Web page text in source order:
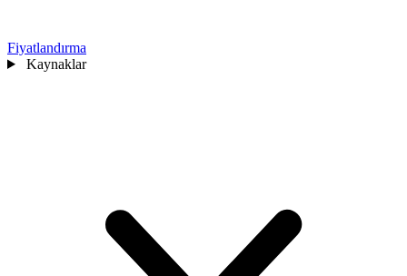
Fiyatlandırma
Kaynaklar